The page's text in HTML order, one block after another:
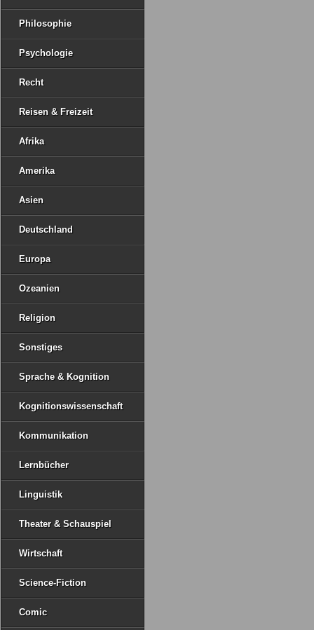
Philosophie
Psychologie
Recht
Reisen & Freizeit
Afrika
Amerika
Asien
Deutschland
Europa
Ozeanien
Religion
Sonstiges
Sprache & Kognition
Kognitionswissenschaft
Kommunikation
Lernbücher
Linguistik
Theater & Schauspiel
Wirtschaft
Science-Fiction
Comic